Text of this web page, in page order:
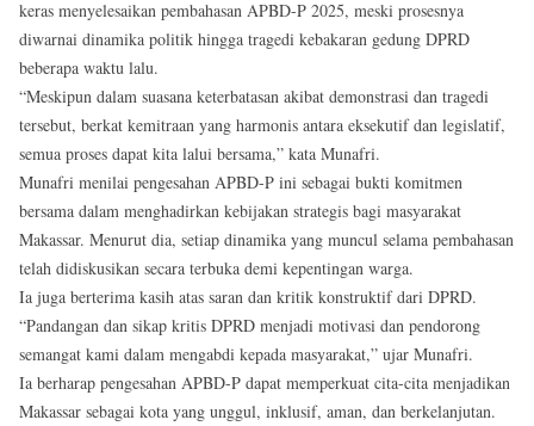
keras menyelesaikan pembahasan APBD-P 2025, meski prosesnya
diwarnai dinamika politik hingga tragedi kebakaran gedung DPRD
beberapa waktu lalu.
“Meskipun dalam suasana keterbatasan akibat demonstrasi dan tragedi
tersebut, berkat kemitraan yang harmonis antara eksekutif dan legislatif,
semua proses dapat kita lalui bersama,” kata Munafri.
Munafri menilai pengesahan APBD-P ini sebagai bukti komitmen
bersama dalam menghadirkan kebijakan strategis bagi masyarakat
Makassar. Menurut dia, setiap dinamika yang muncul selama pembahasan
telah didiskusikan secara terbuka demi kepentingan warga.
Ia juga berterima kasih atas saran dan kritik konstruktif dari DPRD.
“Pandangan dan sikap kritis DPRD menjadi motivasi dan pendorong
semangat kami dalam mengabdi kepada masyarakat,” ujar Munafri.
Ia berharap pengesahan APBD-P dapat memperkuat cita-cita menjadikan
Makassar sebagai kota yang unggul, inklusif, aman, dan berkelanjutan.